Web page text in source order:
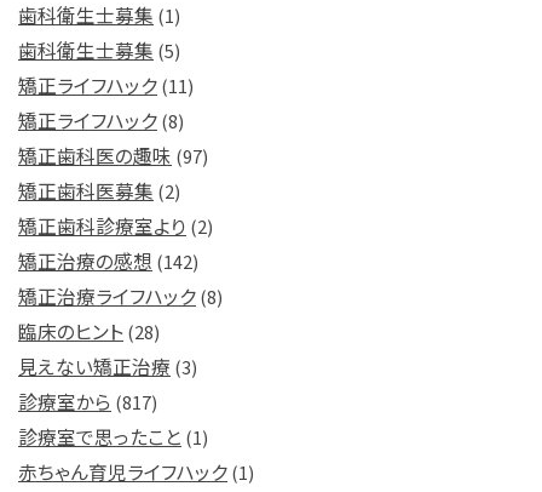
歯科衛生士募集 (1)
歯科衛生士募集 (5)
矯正ライフハック(11)
矯正ライフハック(8)
矯正歯科医の趣味 (97)
矯正歯科医募集 (2)
矯正歯科診療室より (2)
矯正治療の感想 (142)
矯正治療ライフハック(8)
臨床のヒント(28)
見えない矯正治療 (3)
診療室から (817)
診療室で思ったこと (1)
赤ちゃん育児ライフハック(1)